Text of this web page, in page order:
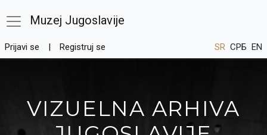
Muzej Jugoslavije
Prijavi se Registruj se SR СРБ EN
VIZUELNA ARHIVA